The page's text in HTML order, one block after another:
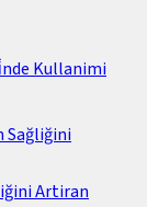
Kullanimi
Sağliğini
Artiran